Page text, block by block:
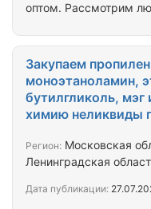
оптом. Рассмотрим
этиленгликоль,
этилацетат,
ангидрид, сода
карбамид б, кислоту:
лимонная,
фтористоводородная
бура техническая и
Закупаем
моноэтаноламин,
бутилгликоль, мэг
химию неликвиды
Регион: Московская
Ленинградская
Дата публикации: